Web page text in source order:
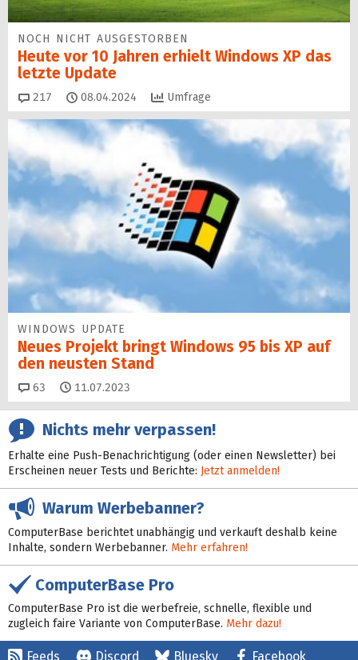
NOCH NICHT AUSGESTORBEN
Heute vor 10 Jahren erhielt Windows XP das
letzte Update
217 Kommentare
08.04.2024 Umfrage
WINDOWS UPDATE
Neues Projekt bringt Windows 95 bis XP auf
den neusten Stand
63 Kommentare
11.07.2023
Nichts mehr verpassen!
Erhalte eine Push-Benachrichtigung (oder einen Newsletter) bei
Erscheinen neuer Tests und Berichte: Jetzt anmelden!
Warum Werbebanner?
ComputerBase berichtet unabhängig und verkauft deshalb keine
Inhalte, sondern Werbebanner. Mehr erfahren!
ComputerBase Pro
ComputerBase Pro ist die werbefreie, schnelle, flexible und
zugleich faire Variante von ComputerBase. Mehr dazu!
Feeds Discord Bluesky Facebook